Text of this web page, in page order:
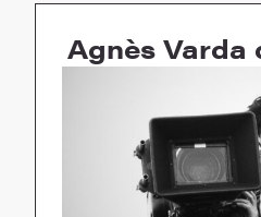
Agnès Varda